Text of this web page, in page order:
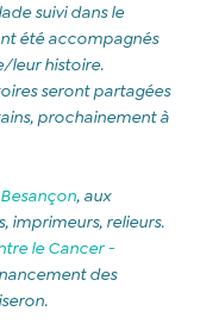
suivi dans le
été accompagnés
leur histoire.
seront partagées
prochainement à
, aux
imprimeurs, relieurs.
le Cancer -
des